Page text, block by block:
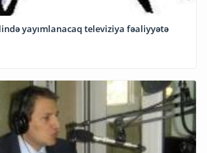
yayımlanacaq televiziya fəaliyyətə